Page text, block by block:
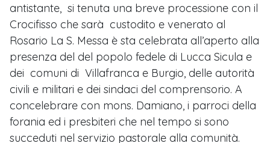
antistante, si tenuta una breve processione con il
Crocifisso che sarà custodito e venerato al
Rosario La S. Messa è sta celebrata all’aperto alla
presenza del del popolo fedele di Lucca Sicula e
dei comuni di Villafranca e Burgio, delle autorità
civili e militari e dei sindaci del comprensorio. A
concelebrare con mons. Damiano, i parroci della
forania ed i presbiteri che nel tempo si sono
succeduti nel servizio pastorale alla comunità.